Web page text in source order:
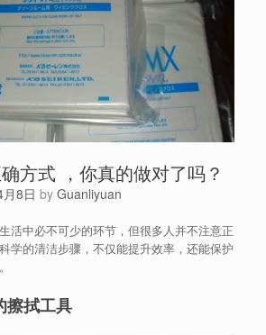
方式 ，你真的做对了吗？
8日 by Guanliyuan
活中必不可少的环节，但很多人并不注意正
学的清洁步骤，不仅能提升效率，还能保护
擦拭工具